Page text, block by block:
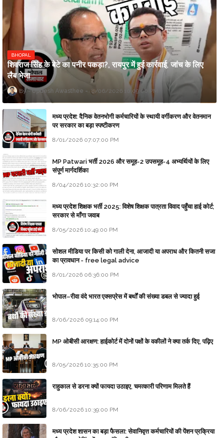
BHOPAL
शिवराज सिंह के बेटे का पनीर पकड़ा?, रायपुर में हुई कार्रवाई, जांच के लिए
लैब भेजा
Updesh Awasthee 8/06/2026 10:09:00 PM
मध्य प्रदेश: दैनिक वेतनभोगी कर्मचारियों के स्थायी वर्गीकरण और वेतनमान
पर सरकार का बड़ा स्पष्टीकरण
8/01/2026 07:07:00 PM
MP Patwari भर्ती 2026 और समूह-2 उपसमूह-4 अभ्यर्थियों के लिए
संपूर्ण मार्गदर्शिका
8/04/2026 10:32:00 PM
मध्य प्रदेश शिक्षक भर्ती 2025: विशेष शिक्षक पात्रता विवाद पहुँचा हाई कोर्ट;
सरकार से माँगा जवाब
8/05/2026 10:49:00 PM
सोशल मीडिया पर किसी को गाली देना, आजादी या अपराध और कितनी सजा
का प्रावधान - free legal advice
8/01/2026 06:36:00 PM
भोपाल–रीवा वंदे भारत एक्सप्रेस में बर्थों की संख्या डबल से ज्यादा हुई
8/06/2026 09:14:00 PM
MP ओबीसी आरक्षण: हाईकोर्ट में दोनों पक्षों के वकीलों ने क्या तर्क दिए, पढ़िए
8/05/2026 10:35:00 PM
राहुकाल से डरना क्यों फायदा उठाइए, चमत्कारी परिणाम मिलते हैं
8/06/2026 10:39:00 PM
मध्य प्रदेश शासन का बड़ा फैसला: सेवानिवृत्त कर्मचारियों की पेंशन प्रक्रिया